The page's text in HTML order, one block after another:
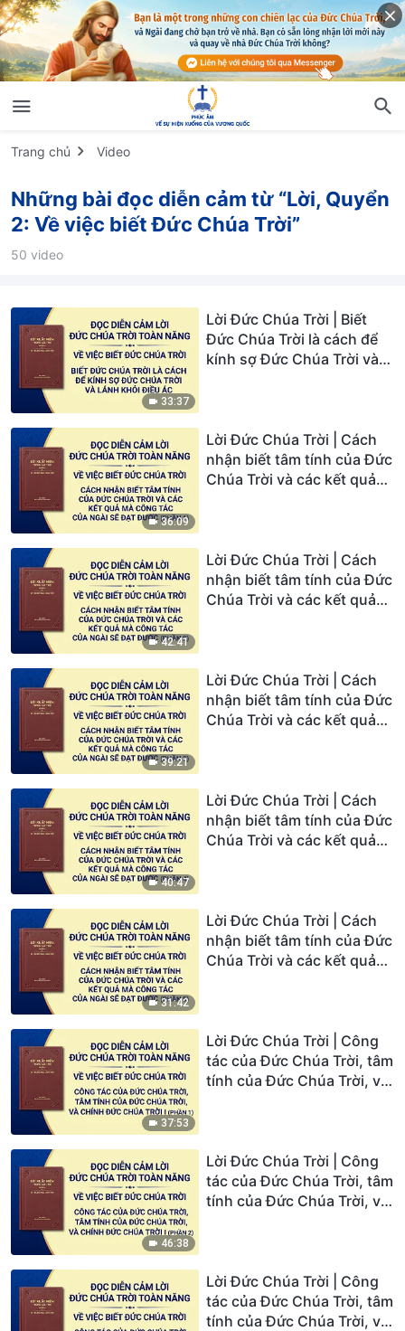
Trang chủ Video
Những bài đọc diễn cảm từ “Lời, Quyển
2: Về việc biết Đức Chúa Trời”
50 video
33:37
Lời Đức Chúa Trời | Biết
Đức Chúa Trời là cách để
kính sợ Đức Chúa Trời và
36:09
Lời Đức Chúa Trời | Cách
nhận biết tâm tính của Đức
Chúa Trời và các kết quả
42:41
Lời Đức Chúa Trời | Cách
nhận biết tâm tính của Đức
Chúa Trời và các kết quả
39:21
Lời Đức Chúa Trời | Cách
nhận biết tâm tính của Đức
Chúa Trời và các kết quả
40:47
Lời Đức Chúa Trời | Cách
nhận biết tâm tính của Đức
Chúa Trời và các kết quả
31:42
Lời Đức Chúa Trời | Cách
nhận biết tâm tính của Đức
Chúa Trời và các kết quả
37:53
Lời Đức Chúa Trời | Công
tác của Đức Chúa Trời, tâm
tính của Đức Chúa Trời, và
46:38
Lời Đức Chúa Trời | Công
tác của Đức Chúa Trời, tâm
tính của Đức Chúa Trời, và
Lời Đức Chúa Trời | Công
tác của Đức Chúa Trời, tâm
tính của Đức Chúa Trời, và